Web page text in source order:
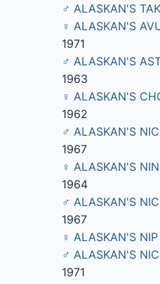
♂ ALASKAN'S
♀ ALASKAN'S
1971
♂ ALASKAN'S
1963
♀ ALASKAN'S
1962
♂ ALASKAN'S
1967
♀ ALASKAN'S
1964
♂ ALASKAN'S
1967
♀ ALASKAN'S
♂ ALASKAN'S
1971